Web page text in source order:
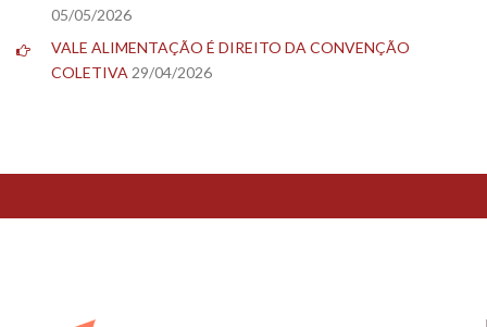
05/05/2026
VALE ALIMENTAÇÃO É DIREITO DA CONVENÇÃO
COLETIVA 29/04/2026
TESTE